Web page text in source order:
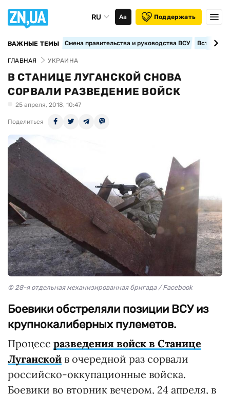
RU Аа Поддержать
ВАЖНЫЕ ТЕМЫ Смена правительства и руководства ВСУ
ГЛАВНАЯ УКРАИНА
В СТАНИЦЕ ЛУГАНСКОЙ СНОВА
СОРВАЛИ РАЗВЕДЕНИЕ ВОЙСК
25 апреля, 2018, 10:47
Поделиться
© 28-я отдельная механизированная бригада / Facebook
Боевики обстреляли позиции ВСУ из
крупнокалиберных пулеметов.
Процесс разведения войск в Станице
Луганской в очередной раз сорвали
российско-оккупационные войска.
Боевики во вторник вечером, 24 апреля, в